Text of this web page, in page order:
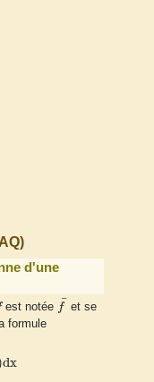
d'une
est notée ¯
f
¯
et se
formule
dx